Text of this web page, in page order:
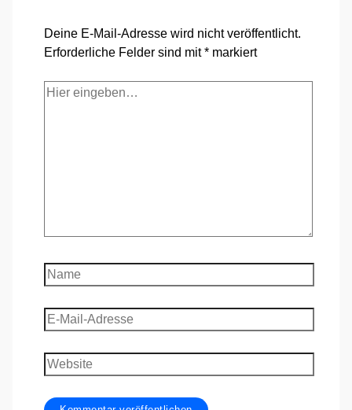
Deine E-Mail-Adresse wird nicht veröffentlicht.
Erforderliche Felder sind mit* markiert
Hier
Name
E-
Mail-
Adresse
Website